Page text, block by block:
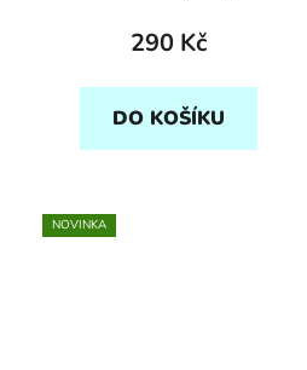
290 Kč
DO KOŠÍKU
NOVINKA